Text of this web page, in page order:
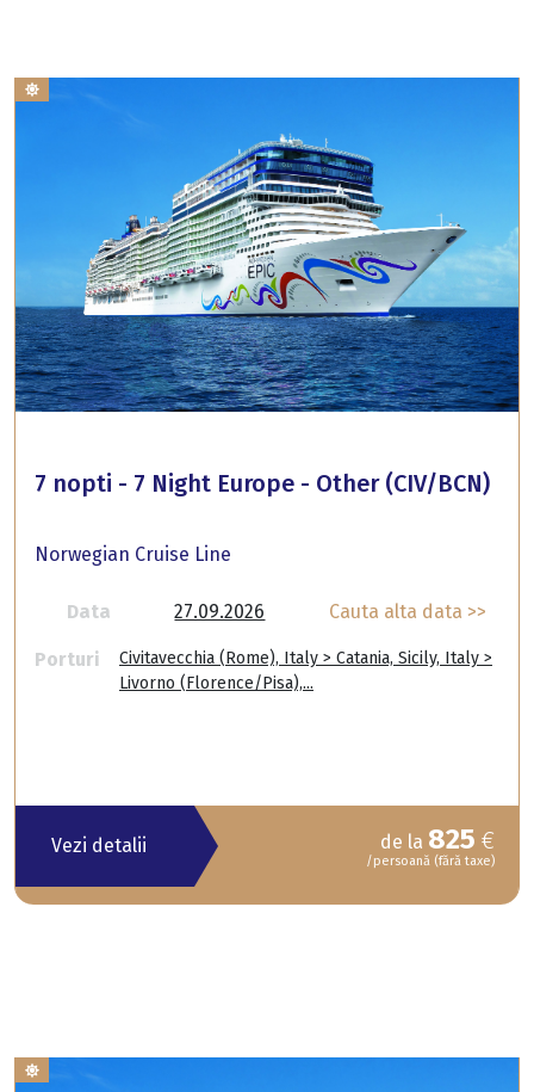
7 nopti - 7 Night Europe - Other (CIV/BCN)
Norwegian Cruise Line
Data 27.09.2026 Cauta alta data >>
Porturi
Civitavecchia (Rome), Italy > Catania, Sicily, Italy >
Livorno (Florence/Pisa),...
Vezi detalii de la 825 €
/persoană (fără taxe)